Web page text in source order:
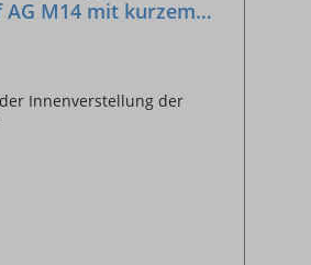
M14 mit kurzem
Innenverstellung der